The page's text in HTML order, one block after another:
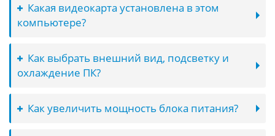
Какая видеокарта установлена в этом
компьютере?
Как выбрать внешний вид, подсветку и
охлаждение ПК?
Как увеличить мощность блока питания?